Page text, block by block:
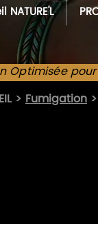
NATURE'L
Optimisée
> Fumigation >